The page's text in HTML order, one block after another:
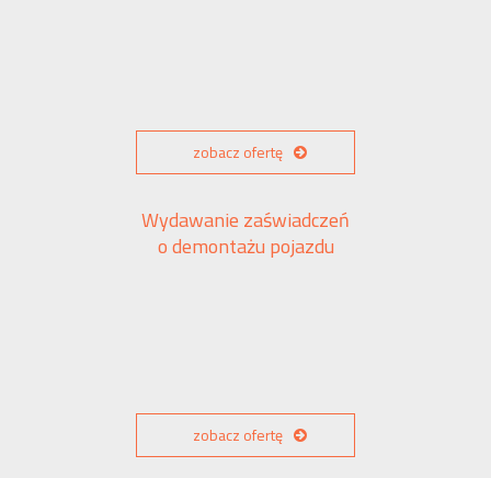
zobacz ofertę
Wydawanie zaświadczeń
o demontażu pojazdu
zobacz ofertę